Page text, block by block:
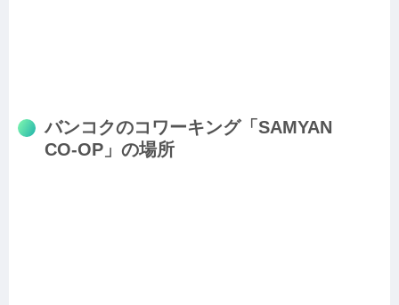
バンコクのコワーキング「 SAMYAN
CO-OP 」の場所